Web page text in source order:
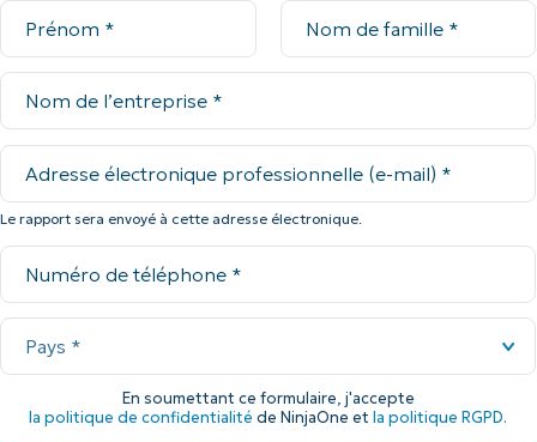
Le rapport sera envoyé à cette adresse électronique.
En soumettant ce formulaire, j'accepte
la politique de confidentialité de NinjaOne et la politique RGPD.